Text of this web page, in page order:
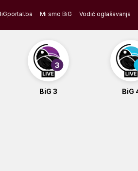
Mi smo BiG Vodič oglašavanja
BiG 3 BiG